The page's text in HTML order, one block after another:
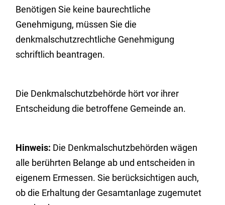
Benötigen Sie keine baurechtliche
Genehmigung, müssen Sie die
denkmalschutzrechtliche Genehmigung
schriftlich beantragen.
Die Denkmalschutzbehörde hört vor ihrer
Entscheidung die betroffene Gemeinde an.
Hinweis: Die Denkmalschutzbehörden wägen
alle berührten Belange ab und entscheiden in
eigenem Ermessen. Sie berücksichtigen auch,
ob die Erhaltung der Gesamtanlage zugemutet